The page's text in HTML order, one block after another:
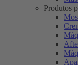
Produtos